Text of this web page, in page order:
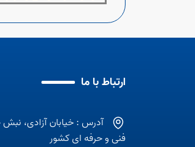
ارتباط با ما
آدرس : خیابان آزادی،
فنی و حرفه ای کشور